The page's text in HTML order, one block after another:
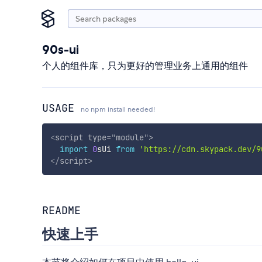
90s-ui
个人的组件库，只为更好的管理业务上通用的组件
USAGE no npm install needed!
<script type="module">
import 0sUi from 'https://cdn.skypack.dev/
</script>
README
快速上手